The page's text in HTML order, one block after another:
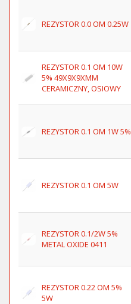
REZYSTOR 0.0 OM 0.25W
REZYSTOR 0.1 OM 10W
5% 49X9X9XMM
CERAMICZNY, OSIOWY
REZYSTOR 0.1 OM 1W 5%
REZYSTOR 0.1 OM 5W
REZYSTOR 0.1/2W 5%
METAL OXIDE 0411
REZYSTOR 0.22 OM 5%
5W